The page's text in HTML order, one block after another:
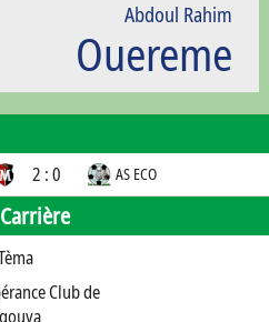
Abdoul Rahim
Ouereme
2 : 0 AS ECO
Carrière
Club de